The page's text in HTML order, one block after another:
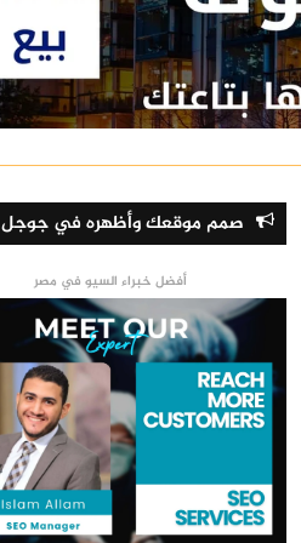
صمم موقعك وأظهره في جوجل
أفضل خبراء السيو في مصر